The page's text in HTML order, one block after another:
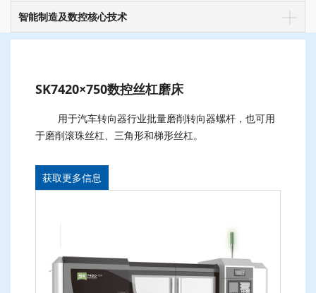
智能制造及数控核心技术
SK7420×750数控丝杠磨床
用于汽车转向器行业批量磨削转向器螺杆，也可用
于磨削滚珠丝杠、三角形和梯形丝杠。
获取更多信息